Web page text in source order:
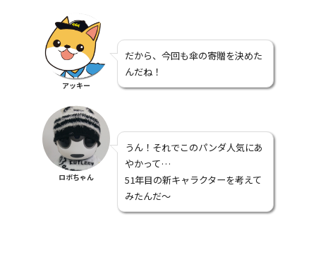
アッキー
だから、今回も傘の寄贈を決めた
んだね！
ロボちゃん
うん！それでこのパンダ人気にあ
やかって…
51年目の新キャラクターを考えて
みたんだ～